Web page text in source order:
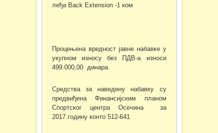
леђа Back Extension -1 ком
Процењена вредност јавне набавке у
укупном износу без ПДВ-а износи
499.000,00 динара.
Средства за наведену набавку су
предвиђена Финансијским планом
Спортског центра Осечина за
2017.годину конто 512-641